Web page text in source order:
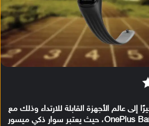
عالم الأجهزة القابلة للارتداء وذلك مع
سوارها الرياضي OnePlus Band، حيث يعتبر سوار ذكي ميسور